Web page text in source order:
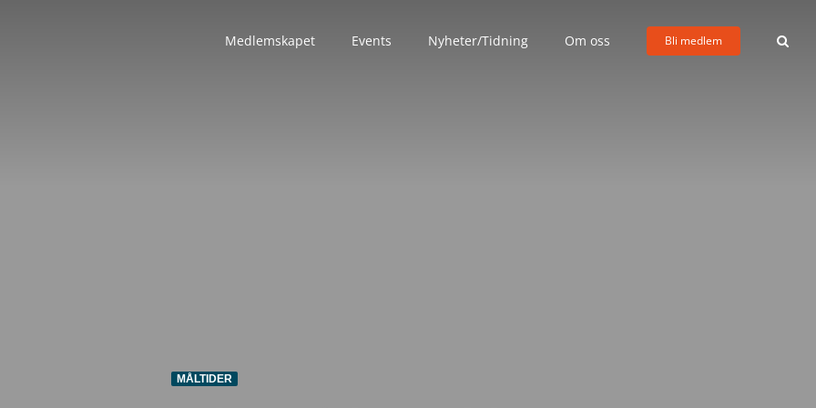
Medlemskapet Events Nyheter/Tidning Om oss Bli medlem
MÅLTIDER